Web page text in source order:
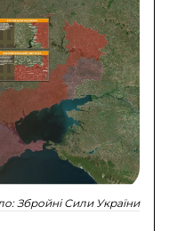
Збройні Сили України